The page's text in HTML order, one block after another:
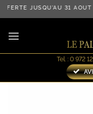
Passer
au
contenu
JUSQU'AU 31
Tel. : 0 972